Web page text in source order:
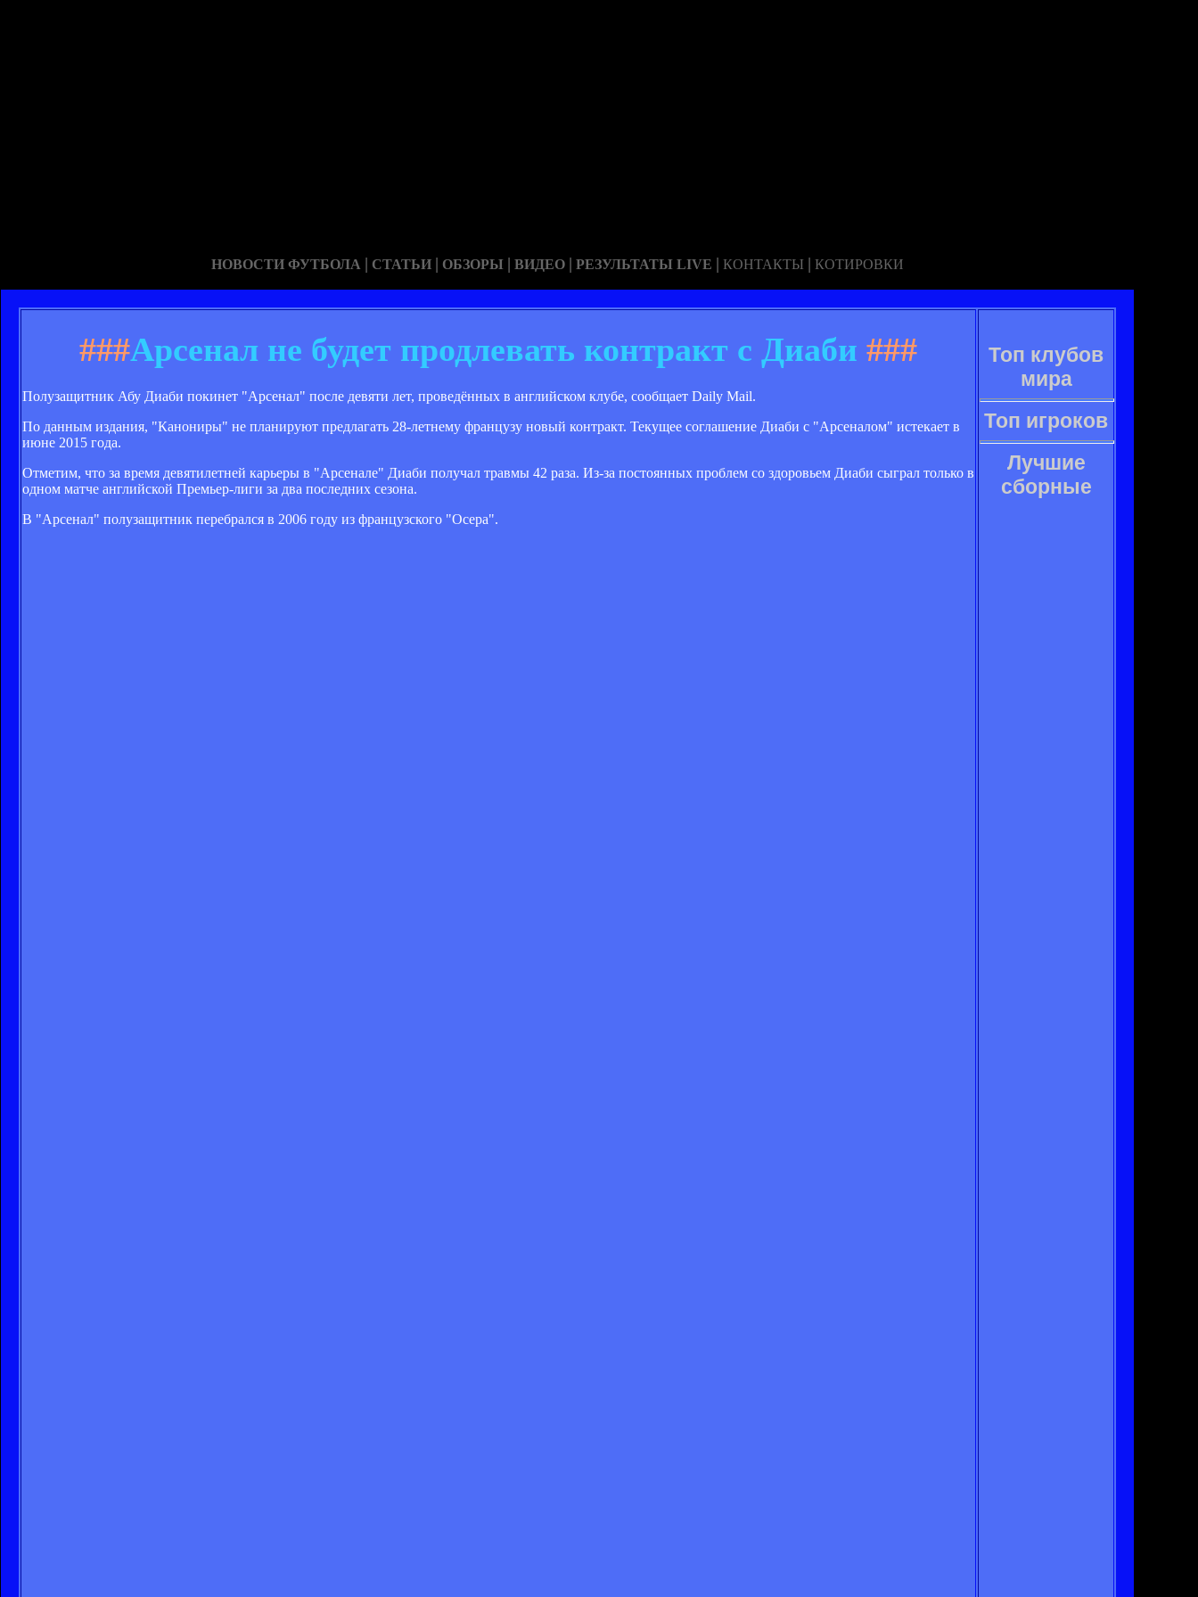
НОВОСТИ ФУТБОЛА | СТАТЬИ | ОБЗОРЫ | ВИДЕО | РЕЗУЛЬТАТЫ LIVE | КОНТАКТЫ | КОТИРОВКИ
###Арсенал не будет продлевать контракт с Диаби ###
Полузащитник Абу Диаби покинет "Арсенал" после девяти лет, проведённых в английском клубе, сообщает Daily Mail.
По данным издания, "Канониры" не планируют предлагать 28-летнему французу новый контракт. Текущее соглашение Диаби с "Арсеналом" истекает в
июне 2015 года.
Отметим, что за время девятилетней карьеры в "Арсенале" Диаби получал травмы 42 раза. Из-за постоянных проблем со здоровьем Диаби сыграл только в
одном матче английской Премьер-лиги за два последних сезона.
В "Арсенал" полузащитник перебрался в 2006 году из французского "Осера".
Топ клубов
мира
Топ игроков
Лучшие
сборные